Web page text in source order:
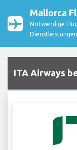
Mallorca
Notwendige
Dienstleistungen
ITA Airways